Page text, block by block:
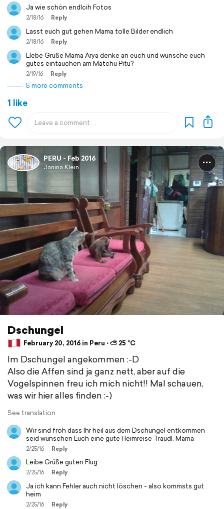
Ja wie schön endlcih Fotos
2/18/16 Reply
Lasst euch gut gehen Mama tolle Bilder endlich
2/18/16 Reply
LIebe Grüße Mama Arya denke an euch und wünsche euch
gutes eintauchen am Matchu Pitu?
2/19/16 Reply
5 more comments
1 like
PERU - Feb 2016
Janina Klein
Dschungel
February 20, 2016 in Peru ⋅ ⛅ 25 °C
Im Dschungel angekommen :-D
Also die Affen sind ja ganz nett, aber auf die
Vogelspinnen freu ich mich nicht!! Mal schauen,
was wir hier alles finden :-)
See translation
Wir sind froh dass Ihr heil aus dem Dschungel entkommen
seid wünschen Euch eine gute Heimreise Traudl. Mama
2/25/16 Reply
Leibe Grüße guten Flug
2/25/16 Reply
Ja ich kann Fehler auch nicht löschen - also kommsts gut
heim
2/25/16 Reply